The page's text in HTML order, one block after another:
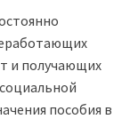
и получающих
пособия в